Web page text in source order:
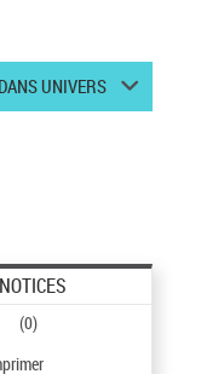
DANS UNIVERS
(0)